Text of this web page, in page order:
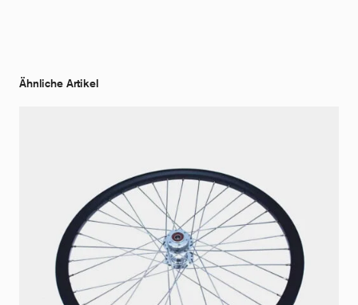
Ähnliche Artikel